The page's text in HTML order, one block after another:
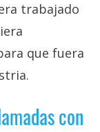
trabajado
que fuera
con